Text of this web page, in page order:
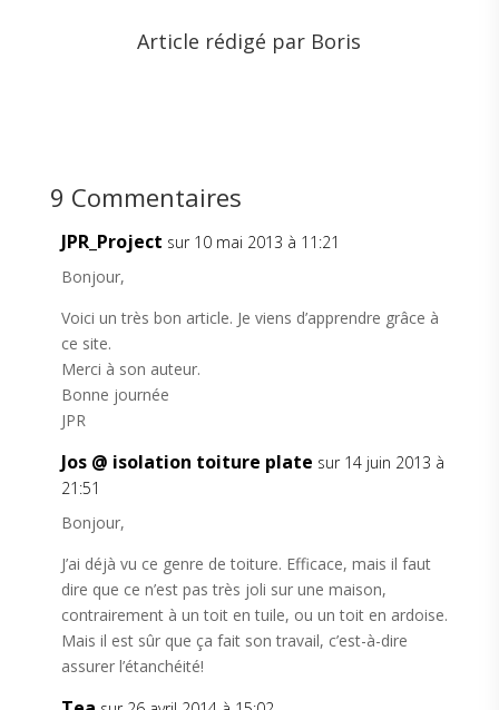
Article rédigé par Boris
9 Commentaires
JPR_Project sur 10 mai 2013 à 11:21
Bonjour,
Voici un très bon article. Je viens d’apprendre grâce à
ce site.
Merci à son auteur.
Bonne journée
JPR
Jos @ isolation toiture plate sur 14 juin 2013 à
21:51
Bonjour,
J’ai déjà vu ce genre de toiture. Efficace, mais il faut
dire que ce n’est pas très joli sur une maison,
contrairement à un toit en tuile, ou un toit en ardoise.
Mais il est sûr que ça fait son travail, c’est-à-dire
assurer l’étanchéité!